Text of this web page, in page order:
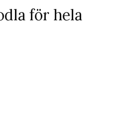
för hela